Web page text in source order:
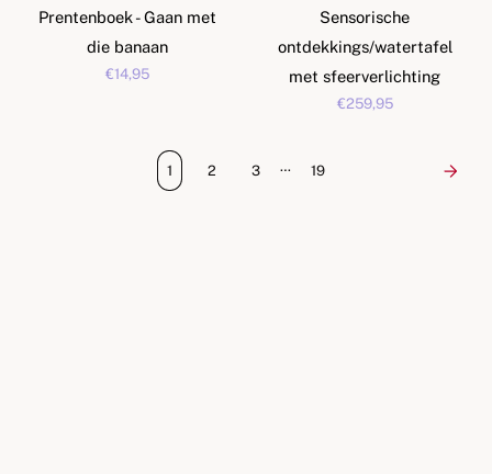
Prentenboek - Gaan met
die banaan
€14,95
Sensorische
ontdekkings/watertafel
met sfeerverlichting
€259,95
1 2 3 … 19